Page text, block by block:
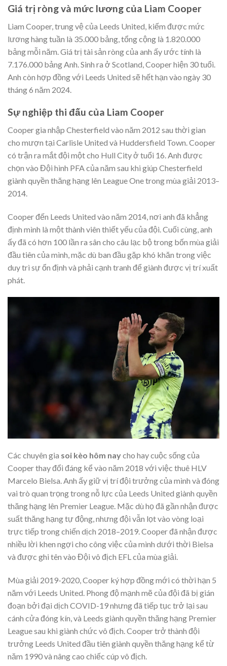
Giá trị ròng và mức lương của Liam Cooper
Liam Cooper, trung vệ của Leeds United, kiếm được mức
lương hàng tuần là 35.000 bảng, tổng cộng là 1.820.000
bảng mỗi năm. Giá trị tài sản ròng của anh ấy ước tính là
7.176.000 bảng Anh. Sinh ra ở Scotland, Cooper hiện 30 tuổi.
Anh còn hợp đồng với Leeds United sẽ hết hạn vào ngày 30
tháng 6 năm 2024.
Sự nghiệp thi đấu của Liam Cooper
Cooper gia nhập Chesterfield vào năm 2012 sau thời gian
cho mượn tại Carlisle United và Huddersfield Town. Cooper
có trận ra mắt đội một cho Hull City ở tuổi 16. Anh được
chọn vào Đội hình PFA của năm sau khi giúp Chesterfield
giành quyền thăng hạng lên League One trong mùa giải 2013–
2014.
Cooper đến Leeds United vào năm 2014, nơi anh đã khẳng
định mình là một thành viên thiết yếu của đội. Cuối cùng, anh
ấy đã có hơn 100 lần ra sân cho câu lạc bộ trong bốn mùa giải
đầu tiên của mình, mặc dù ban đầu gặp khó khăn trong việc
duy trì sự ổn định và phải cạnh tranh để giành được vị trí xuất
phát.
Các chuyên gia soi kèo hôm naycho hay cuộc sống của
Cooper thay đổi đáng kể vào năm 2018 với việc thuê HLV
Marcelo Bielsa. Anh ấy giữ vị trí đội trưởng của mình và đóng
vai trò quan trọng trong nỗ lực của Leeds United giành quyền
thăng hạng lên Premier League. Mặc dù họ đã gần nhận được
suất thăng hạng tự động, nhưng đội vẫn lọt vào vòng loại
trực tiếp trong chiến dịch 2018–2019. Cooper đã nhận được
nhiều lời khen ngợi cho công việc của mình dưới thời Bielsa
và được ghi tên vào Đội vô địch EFL của mùa giải.
Mùa giải 2019-2020, Cooper ký hợp đồng mới có thời hạn 5
năm với Leeds United. Phong độ mạnh mẽ của đội đã bị gián
đoạn bởi đại dịch COVID-19 nhưng đã tiếp tục trở lại sau
cánh cửa đóng kín, và Leeds giành quyền thăng hạng Premier
League sau khi giành chức vô địch. Cooper trở thành đội
trưởng Leeds United đầu tiên giành quyền thăng hạng kể từ
năm 1990 và nâng cao chiếc cúp vô địch.